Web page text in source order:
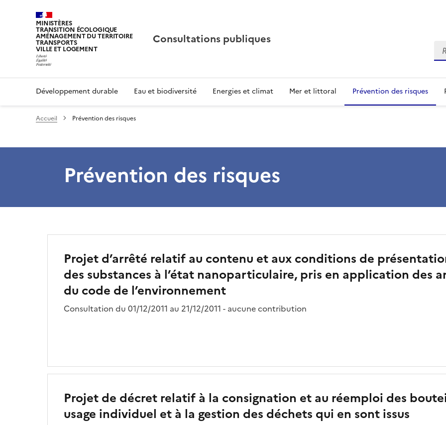
MINISTÈRES
TRANSITION ÉCOLOGIQUE
AMÉNAGEMENT DU TERRITOIRE
TRANSPORTS
VILLE ET LOGEMENT
Consultations publiques
Développement durable Eau et biodiversité Energies et climat Mer et littoral Prévention des risques
Accueil Prévention des risques
Prévention des risques
Projet d’arrêté relatif au contenu et aux conditions de
des substances à l’état nanoparticulaire, pris en application des
du code de l’environnement
Consultation du 01/12/2011 au 21/12/2011 - aucune contribution
Projet de décret relatif à la consignation et au réemploi des
usage individuel et à la gestion des déchets qui en sont issus